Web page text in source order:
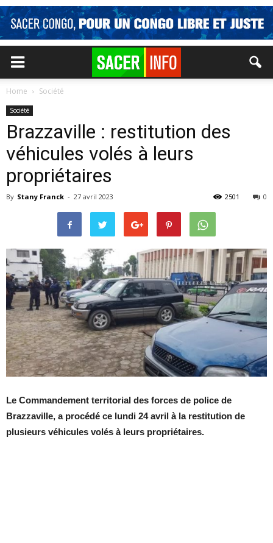
Home Société
Société
Brazzaville : restitution des
véhicules volés à leurs
propriétaires
By Stany Franck - 27 avril 2023 0
2501
Le Commandement territorial des forces de police de
Brazzaville, a procédé ce lundi 24 avril à la restitution de
plusieurs véhicules volés à leurs propriétaires.